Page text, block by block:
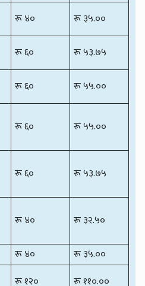
रू ४०
रू ३५.००
रू ६०
रू ५३.७५
रू ६०
रू ५५.००
रू ६० रू ५५.००
रू ६० रू ५३.७५
रू ४० रू ३२.५०
रू ४०
रू ३५.००
रू १२० रू ११०.००